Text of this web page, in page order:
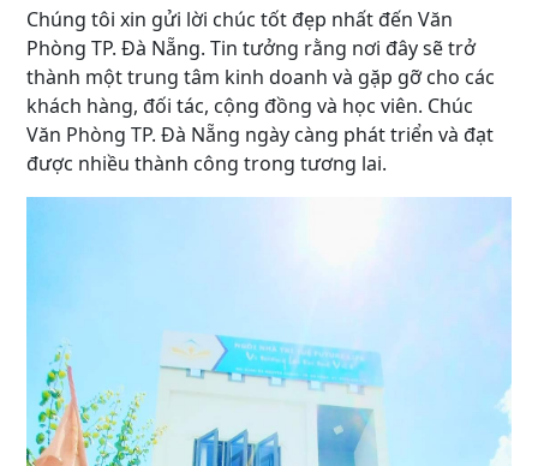
Chúng tôi xin gửi lời chúc tốt đẹp nhất đến Văn
Phòng TP. Đà Nẵng. Tin tưởng rằng nơi đây sẽ trở
thành một trung tâm kinh doanh và gặp gỡ cho các
khách hàng, đối tác, cộng đồng và học viên. Chúc
Văn Phòng TP. Đà Nẵng ngày càng phát triển và đạt
được nhiều thành công trong tương lai.